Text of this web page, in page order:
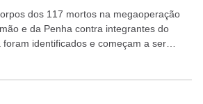
dos 117 mortos na megaoperação
e da Penha contra integrantes do
foram identificados e começam a ser